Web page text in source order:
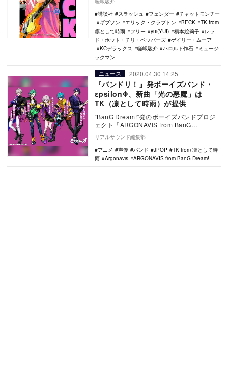
『BECK』だろう。…
講談社
スラッシュ フェンダー
チャットモンチー
ギブソン
エリック・クラプトン BECK
TK from
凛として時雨
フリー yui(YUI) 橋本絵莉子
レッ
ド・ホット・チリ・ペッパーズ
ゲイリー・ムーア
KCデラックス
嵯峨駿介 ハロルド作石
ミュージ
ックマン
ニュース 2020.04.30 14:25
『バンドリ！』発ボーイズバンド・
εpsilonΦ、新曲「光の悪魔」は
TK（凛として時雨）が提供
“BanG Dream!”発のボーイズバンドプロジ
ェクト「ARGONAVIS from BanG
Dream!」に登…
リアルサウンド編集部
アニメ
声優 バンド JPOP
TK from 凛として時
雨
Argonavis ARGONAVIS from BanG Dream!